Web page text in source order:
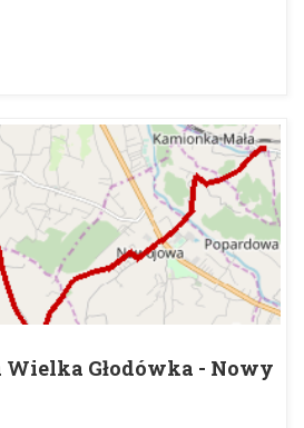
Głodówka - Nowy